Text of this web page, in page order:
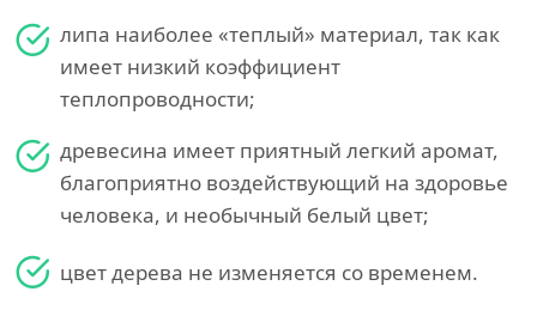
липа наиболее «теплый» материал, так как
имеет низкий коэффициент
теплопроводности;
древесина имеет приятный легкий аромат,
благоприятно воздействующий на здоровье
человека, и необычный белый цвет;
цвет дерева не изменяется со временем.